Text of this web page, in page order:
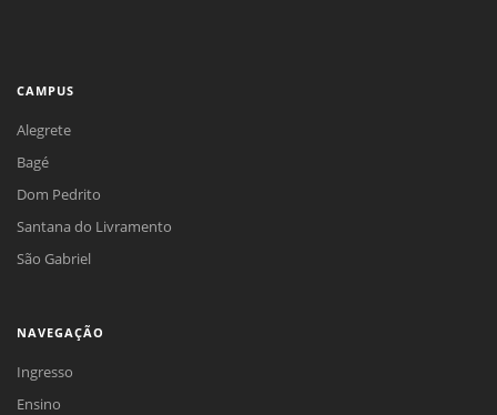
CAMPUS
Alegrete
Bagé
Dom Pedrito
Santana do Livramento
São Gabriel
NAVEGAÇÃO
Ingresso
Ensino